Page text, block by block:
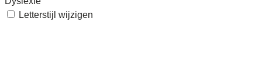
Letterstijl wijzigen